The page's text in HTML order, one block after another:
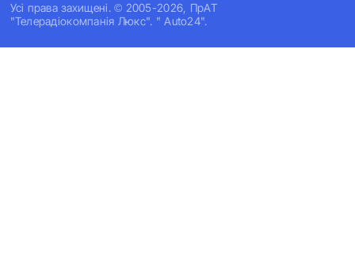
Усi права захищенi. © 2005-2026, ПрАТ
"Телерадіокомпанія Люкс". " Auto24".